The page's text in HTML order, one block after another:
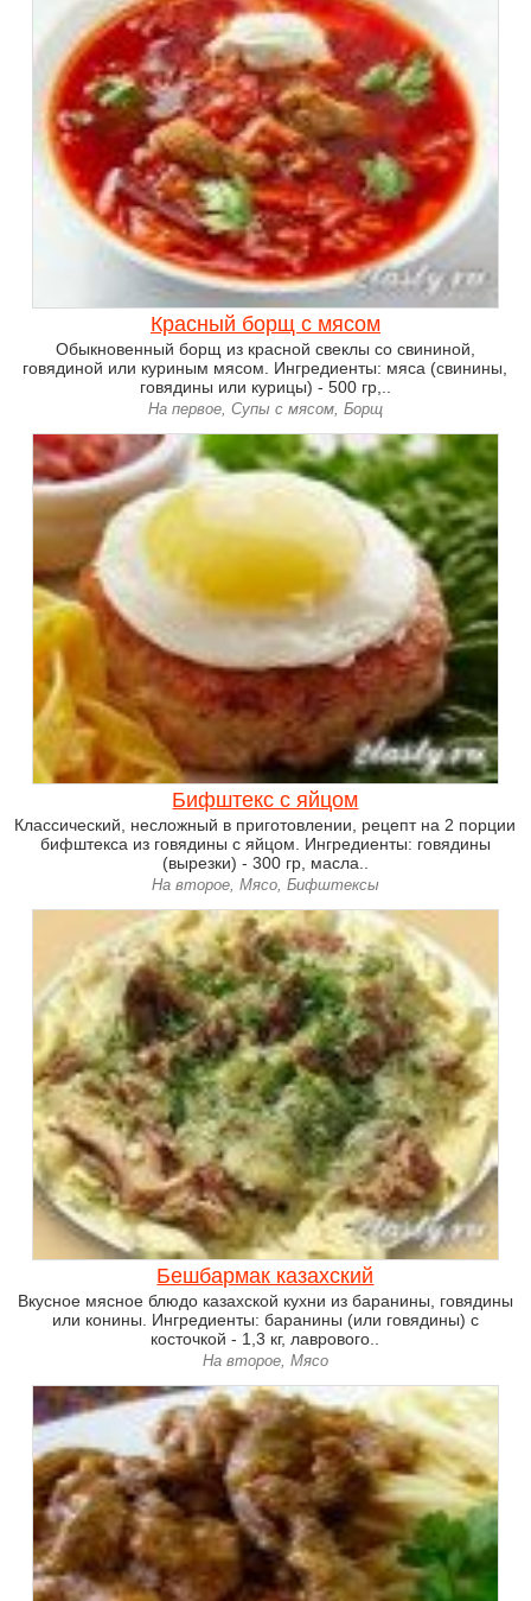
Красный борщ с мясом
Обыкновенный борщ из красной свеклы со свининой,
говядиной или куриным мясом. Ингредиенты: мяса (свинины,
говядины или курицы) - 500 гр,..
На первое, Супы с мясом, Борщ
Бифштекс с яйцом
Классический, несложный в приготовлении, рецепт на 2 порции
бифштекса из говядины с яйцом. Ингредиенты: говядины
(вырезки) - 300 гр, масла..
На второе, Мясо, Бифштексы
Бешбармак казахский
Вкусное мясное блюдо казахской кухни из баранины, говядины
или конины. Ингредиенты: баранины (или говядины) с
косточкой - 1,3 кг, лаврового..
На второе, Мясо